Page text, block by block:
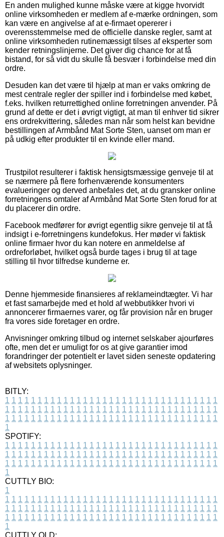
En anden mulighed kunne måske være at kigge hvorvidt
online virksomheden er medlem af e-mærke ordningen, som
kan være en angivelse af at e-firmaet opererer i
overensstemmelse med de officielle danske regler, samt at
online virksomheden rutinemæssigt tilses af eksperter som
kender retningslinjerne. Det giver dig chance for at få
bistand, for så vidt du skulle få besvær i forbindelse med din
ordre.
Desuden kan det være til hjælp at man er vaks omkring de
mest centrale regler der spiller ind i forbindelse med købet,
f.eks. hvilken returrettighed online forretningen anvender. På
grund af dette er det i øvrigt vigtigt, at man til enhver tid sikrer
ens ordrekvittering, således man når som helst kan bevidne
bestillingen af Armbånd Mat Sorte Sten, uanset om man er
på udkig efter produkter til en kvinde eller mand.
Trustpilot resulterer i faktisk hensigtsmæssige genveje til at
se nærmere på flere forhenværende konsumenters
evalueringer og derved anbefales det, at du gransker online
forretningens omtaler af Armbånd Mat Sorte Sten forud for at
du placerer din ordre.
Facebook medfører for øvrigt egentlig sikre genveje til at få
indsigt i e-forretningens kundefokus. Her møder vi faktisk
online firmaer hvor du kan notere en anmeldelse af
ordreforløbet, hvilket også burde tages i brug til at tage
stilling til hvor tilfredse kunderne er.
Denne hjemmeside finansieres af reklameindtægter. Vi har
et fast samarbejde med et hold af webbutikker hvori vi
annoncerer firmaernes varer, og får provision når en bruger
fra vores side foretager en ordre.
Anvisninger omkring tilbud og internet selskaber ajourføres
ofte, men det er umuligt for os at give garantier imod
forandringer der potentielt er lavet siden seneste opdatering
af websitets oplysninger.
BITLY:
1 1 1 1 1 1 1 1 1 1 1 1 1 1 1 1 1 1 1 1 1 1 1 1 1 1 1 1 1 1 1 1 1
1 1 1 1 1 1 1 1 1 1 1 1 1 1 1 1 1 1 1 1 1 1 1 1 1 1 1 1 1 1 1 1 1
1 1 1 1 1 1 1 1 1 1 1 1 1 1 1 1 1 1 1 1 1 1 1 1 1 1 1 1 1 1 1 1 1
1
SPOTIFY:
1 1 1 1 1 1 1 1 1 1 1 1 1 1 1 1 1 1 1 1 1 1 1 1 1 1 1 1 1 1 1 1 1
1 1 1 1 1 1 1 1 1 1 1 1 1 1 1 1 1 1 1 1 1 1 1 1 1 1 1 1 1 1 1 1 1
1 1 1 1 1 1 1 1 1 1 1 1 1 1 1 1 1 1 1 1 1 1 1 1 1 1 1 1 1 1 1 1 1
1
CUTTLY BIO:
1
1 1 1 1 1 1 1 1 1 1 1 1 1 1 1 1 1 1 1 1 1 1 1 1 1 1 1 1 1 1 1 1 1
1 1 1 1 1 1 1 1 1 1 1 1 1 1 1 1 1 1 1 1 1 1 1 1 1 1 1 1 1 1 1 1 1
1 1 1 1 1 1 1 1 1 1 1 1 1 1 1 1 1 1 1 1 1 1 1 1 1 1 1 1 1 1 1 1 1
1
CUTTLY OLD: